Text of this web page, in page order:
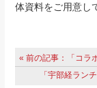
体資料をご用意し
« 前の記事：「コラ
「宇部経ラン